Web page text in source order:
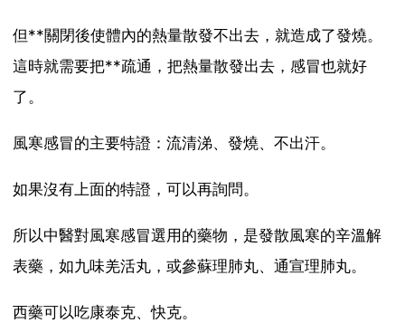
但**關閉後使體內的熱量散發不出去，就造成了發燒。
這時就需要把**疏通，把熱量散發出去，感冒也就好
了。
風寒感冒的主要特證：流清涕、發燒、不出汗。
如果沒有上面的特證，可以再詢問。
所以中醫對風寒感冒選用的藥物，是發散風寒的辛溫解
表藥，如九味羌活丸，或參蘇理肺丸、通宣理肺丸。
西藥可以吃康泰克、快克。